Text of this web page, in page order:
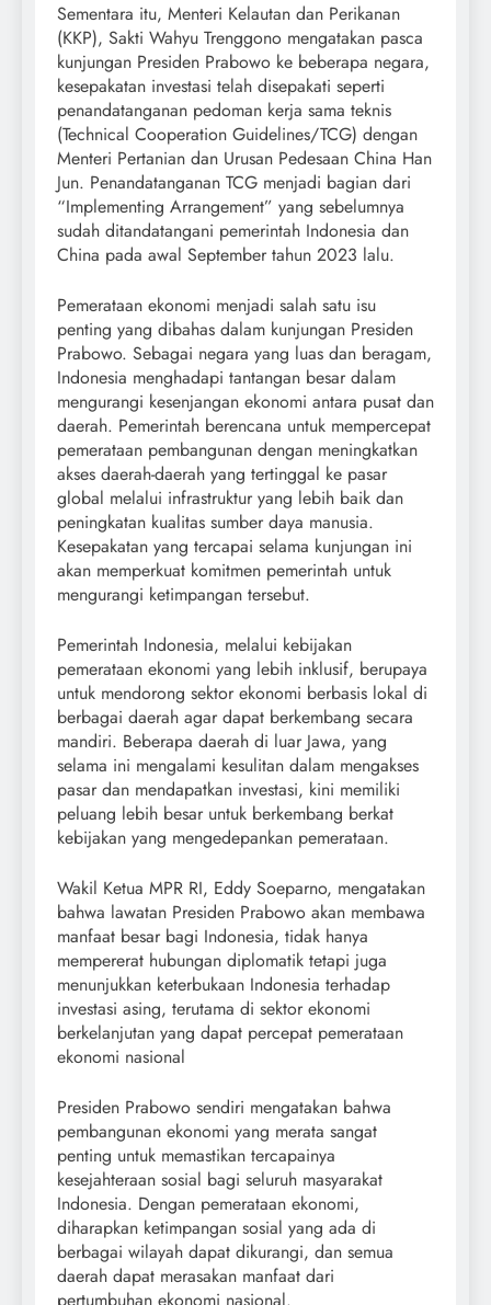
Sementara itu, Menteri Kelautan dan Perikanan
(KKP), Sakti Wahyu Trenggono mengatakan pasca
kunjungan Presiden Prabowo ke beberapa negara,
kesepakatan investasi telah disepakati seperti
penandatanganan pedoman kerja sama teknis
(Technical Cooperation Guidelines/TCG) dengan
Menteri Pertanian dan Urusan Pedesaan China Han
Jun. Penandatanganan TCG menjadi bagian dari
“Implementing Arrangement” yang sebelumnya
sudah ditandatangani pemerintah Indonesia dan
China pada awal September tahun 2023 lalu.
Pemerataan ekonomi menjadi salah satu isu
penting yang dibahas dalam kunjungan Presiden
Prabowo. Sebagai negara yang luas dan beragam,
Indonesia menghadapi tantangan besar dalam
mengurangi kesenjangan ekonomi antara pusat dan
daerah. Pemerintah berencana untuk mempercepat
pemerataan pembangunan dengan meningkatkan
akses daerah-daerah yang tertinggal ke pasar
global melalui infrastruktur yang lebih baik dan
peningkatan kualitas sumber daya manusia.
Kesepakatan yang tercapai selama kunjungan ini
akan memperkuat komitmen pemerintah untuk
mengurangi ketimpangan tersebut.
Pemerintah Indonesia, melalui kebijakan
pemerataan ekonomi yang lebih inklusif, berupaya
untuk mendorong sektor ekonomi berbasis lokal di
berbagai daerah agar dapat berkembang secara
mandiri. Beberapa daerah di luar Jawa, yang
selama ini mengalami kesulitan dalam mengakses
pasar dan mendapatkan investasi, kini memiliki
peluang lebih besar untuk berkembang berkat
kebijakan yang mengedepankan pemerataan.
Wakil Ketua MPR RI, Eddy Soeparno, mengatakan
bahwa lawatan Presiden Prabowo akan membawa
manfaat besar bagi Indonesia, tidak hanya
mempererat hubungan diplomatik tetapi juga
menunjukkan keterbukaan Indonesia terhadap
investasi asing, terutama di sektor ekonomi
berkelanjutan yang dapat percepat pemerataan
ekonomi nasional
Presiden Prabowo sendiri mengatakan bahwa
pembangunan ekonomi yang merata sangat
penting untuk memastikan tercapainya
kesejahteraan sosial bagi seluruh masyarakat
Indonesia. Dengan pemerataan ekonomi,
diharapkan ketimpangan sosial yang ada di
berbagai wilayah dapat dikurangi, dan semua
daerah dapat merasakan manfaat dari